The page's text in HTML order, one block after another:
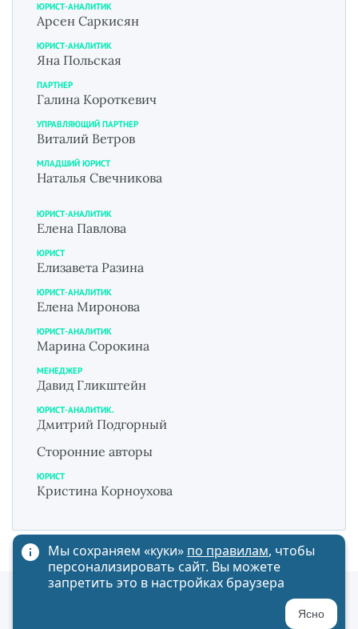
ЮРИСТ-АНАЛИТИК
Арсен Саркисян
ЮРИСТ-АНАЛИТИК
Яна Польская
ПАРТНЕР
Галина Короткевич
УПРАВЛЯЮЩИЙ ПАРТНЕР
Виталий Ветров
МЛАДШИЙ ЮРИСТ
Наталья Свечникова
ЮРИСТ-АНАЛИТИК
Елена Павлова
ЮРИСТ
Елизавета Разина
ЮРИСТ-АНАЛИТИК
Елена Миронова
ЮРИСТ-АНАЛИТИК
Марина Сорокина
МЕНЕДЖЕР
Давид Гликштейн
ЮРИСТ-АНАЛИТИК.
Дмитрий Подгорный
Сторонние авторы
ЮРИСТ
Кристина Корноухова
Политика обработки персональных данных
Мы сохраняем «куки» по правилам, чтобы
персонализировать сайт. Вы можете
запретить это в настройках браузера
Ясно